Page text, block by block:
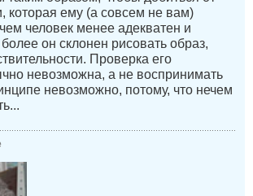
которая ему (а совсем не вам)
человек менее адекватен и
он склонен рисовать образ,
Проверка его
невозможна, а не воспринимать
невозможно, потому, что нечем